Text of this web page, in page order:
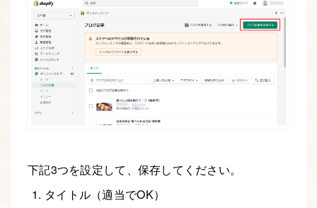
下記3つを設定して、保存してください。
タイトル（適当でOK）